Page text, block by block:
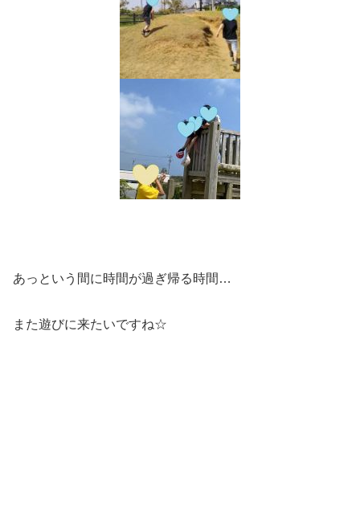
あっという間に時間が過ぎ帰る時間…
また遊びに来たいですね☆